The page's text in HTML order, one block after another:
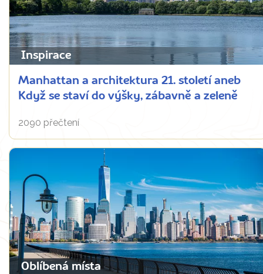
Inspirace
Manhattan a architektura 21. století aneb
Když se staví do výšky, zábavně a zeleně
2090 přečtení
Oblíbená místa